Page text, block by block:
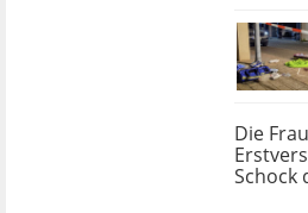
Die
Schock